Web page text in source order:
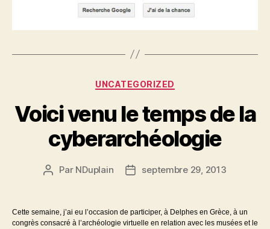
Catégories
UNCATEGORIZED
Voici venu le temps de la
cyberarchéologie
Auteur
Par NDuplain
Dateseptembre 29, 2013
Cette semaine, j’ai eu l’occasion de participer, à Delphes en Grèce, à un
congrès consacré à l’archéologie virtuelle en relation avec les musées et le